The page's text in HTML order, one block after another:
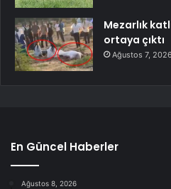
Mezarlık
ortaya çıktı
Ağustos 7, 2026
En Güncel Haberler
Ağustos 8, 2026